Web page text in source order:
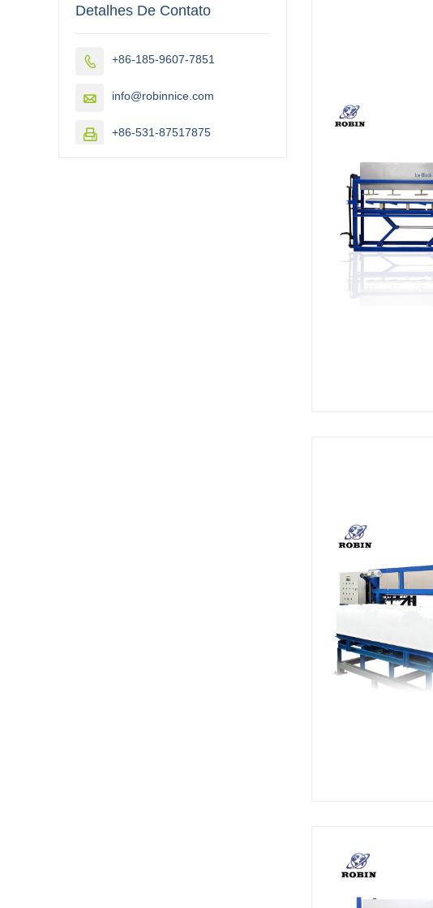
Detalhes De Contato
 +86-185-9607-7851
 info@robinnice.com
 +86-531-87517875